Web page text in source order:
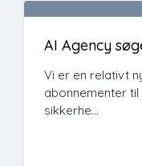
AI Agency
Vi er en relativt
abonnementer
sikkerhe...